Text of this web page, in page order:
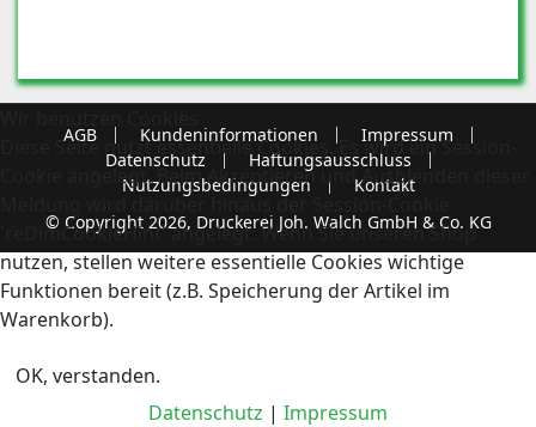
AGB Kundeninformationen
Impressum
Datenschutz
Haftungsausschluss
Nutzungsbedingungen
Kontakt
© Copyright 2026, Druckerei Joh. Walch GmbH & Co. KG
Diese Seite nutzt essentielle Cookies. Es wird ein Session-
Cookie angelegt. Beim Akzeptieren und Ausblenden dieser
Meldung wird darüber hinaus der Session-Cookie
'reDimCookieHint' angelegt. Wenn Sie unseren Shop
nutzen, stellen weitere essentielle Cookies wichtige
Funktionen bereit (z.B. Speicherung der Artikel im
Warenkorb).
OK, verstanden.
Datenschutz | Impressum